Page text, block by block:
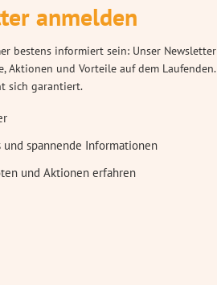
anmelden
bestens informiert sein: Unser Newsletter
Aktionen und Vorteile auf dem Laufenden.
sich garantiert.
und spannende Informationen
und Aktionen erfahren